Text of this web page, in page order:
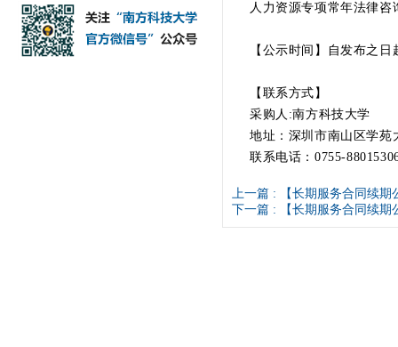
人力资源专项常年法律
【公示时间】自发布之
【联系方式】
采购人:南方科技大学
地址：深圳市南山区学
联系电话：0755-
上一篇 :
【长期服务合同续
下一篇 :
【长期服务合同续